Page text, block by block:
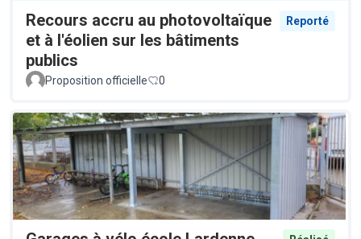
Recours accru au photovoltaïque
et à l'éolien sur les bâtiments
publics
Reporté
Proposition officielle 0